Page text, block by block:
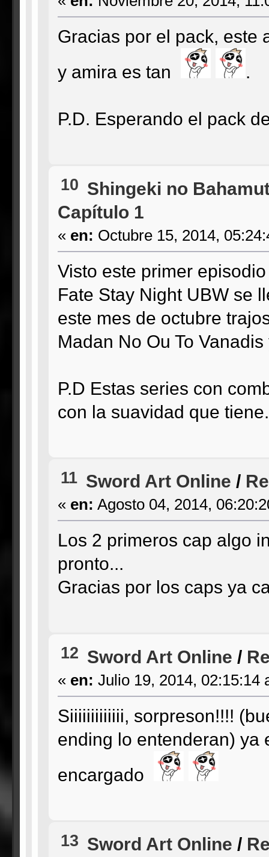
Gracias por el pack, este
y amira es tan
.
P.D. Esperando el pack
10 Shingeki no
Capítulo 1
« en: Octubre 15, 2014,
Visto este primer
Fate Stay Night UBW se
este mes de octubre
Madan No Ou To
P.D Estas series con
con la suavidad que
11 Sword Art Online /
« en: Agosto 04, 2014,
Los 2 primeros cap algo
pronto...
Gracias por los caps ya
12 Sword Art Online /
« en: Julio 19, 2014, 02:15:14
Siiiiiiiiiiiii, sorpreson!!!!
ending lo entenderan) ya
encargado
13 Sword Art Online /